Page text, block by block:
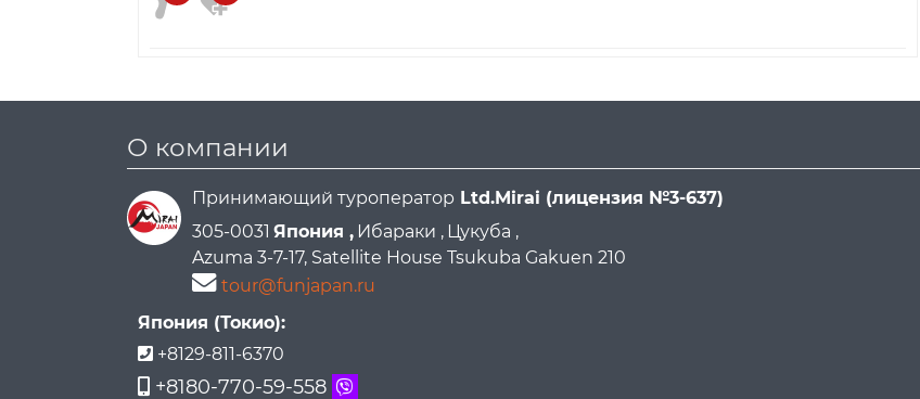
О компании
Принимающий туроператор Ltd.Mirai (лицензия №3-637)
305-0031 Япония , Ибараки , Цукуба ,
Azuma 3-7-17, Satellite House Tsukuba Gakuen 210
tour@funjapan.ru
Япония (Токио):
+8129-811-6370
+8180-770-59-558